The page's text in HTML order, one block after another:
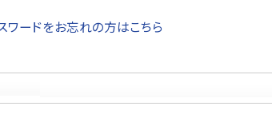
ワードをお忘れの方はこちら